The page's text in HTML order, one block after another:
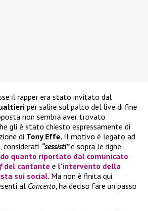
il rapper era stato invitato dal
per salire sul palco del live di fine
non sembra aver trovato
gli è stato chiesto espressamente di
di Tony Effe. Il motivo è legato ad
considerati “sessisti”e sopra le righe.
quanto riportato dal comunicato
del cantante e l’intervento della
sui social. Ma non è finita qui.
al Concerto, ha deciso fare un passo